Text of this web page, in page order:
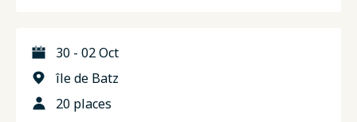
30 - 02 Oct
île de Batz
20 places